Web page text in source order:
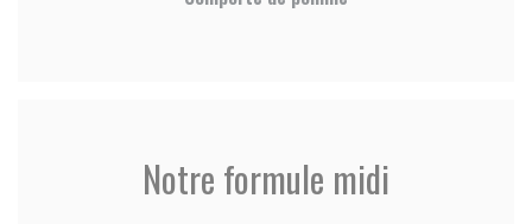
Notre formule midi